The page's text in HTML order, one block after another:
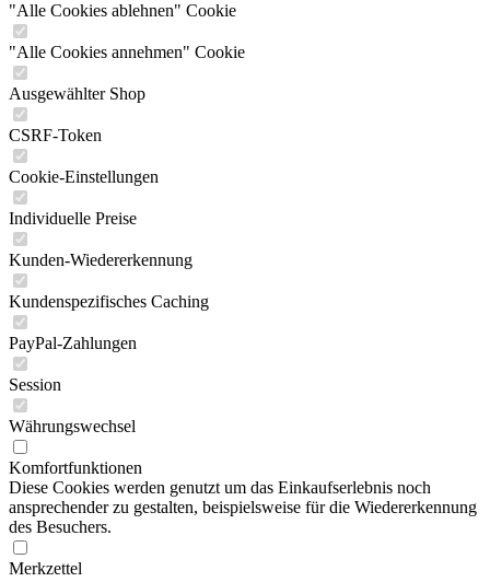
"Alle Cookies ablehnen" Cookie
"Alle Cookies annehmen" Cookie
Ausgewählter Shop
CSRF-Token
Cookie-Einstellungen
Individuelle Preise
Kunden-Wiedererkennung
Kundenspezifisches Caching
PayPal-Zahlungen
Session
Währungswechsel
Komfortfunktionen
Diese Cookies werden genutzt um das Einkaufserlebnis noch
ansprechender zu gestalten, beispielsweise für die Wiedererkennung
des Besuchers.
Merkzettel